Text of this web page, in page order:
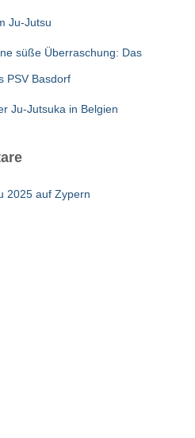
Ju-Jutsu
süße Überraschung: Das
PSV Basdorf
Ju-Jutsuka in Belgien
2025 auf Zypern